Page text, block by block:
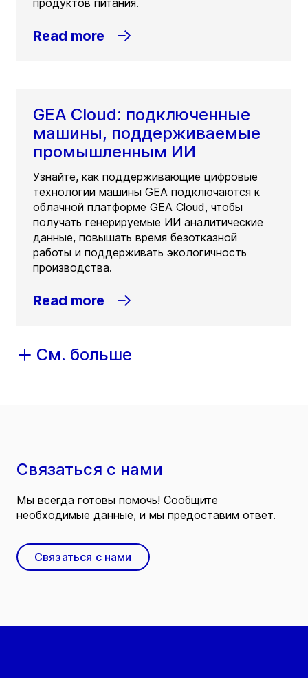
продуктов питания.
Read more
GEA Cloud: подключенные
машины, поддерживаемые
промышленным ИИ
Узнайте, как поддерживающие цифровые
технологии машины GEA подключаются к
облачной платформе GEA Cloud, чтобы
получать генерируемые ИИ аналитические
данные, повышать время безотказной
работы и поддерживать экологичность
производства.
Read more
См. больше
Связаться с нами
Мы всегда готовы помочь! Сообщите
необходимые данные, и мы предоставим ответ.
Связаться с нами